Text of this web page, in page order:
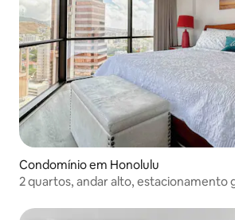
Condomínio em Honolulu
2 quartos, andar alto, estacionamento